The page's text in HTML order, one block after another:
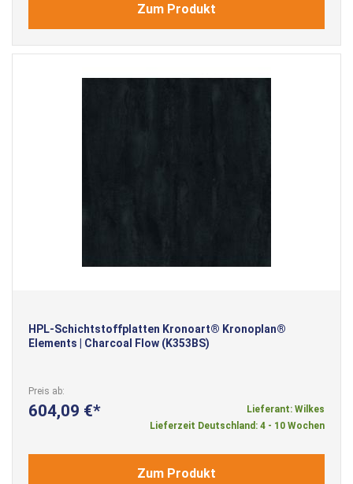
Zum Produkt
HPL-Schichtstoffplatten Kronoart® Kronoplan®
Elements | Charcoal Flow (K353BS)
Preis ab
604,09 €
Lieferant: Wilkes
Lieferzeit Deutschland: 4 - 10 Wochen
Zum Produkt